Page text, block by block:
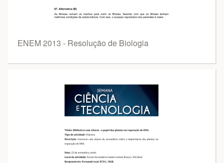
ENEM 2013 - Resolução de Biologia